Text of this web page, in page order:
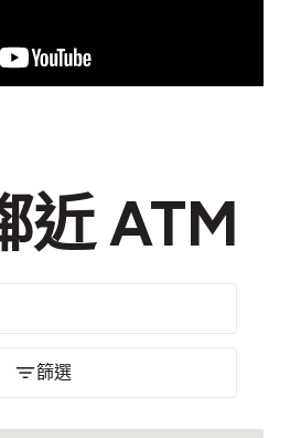
近 ATM
篩選